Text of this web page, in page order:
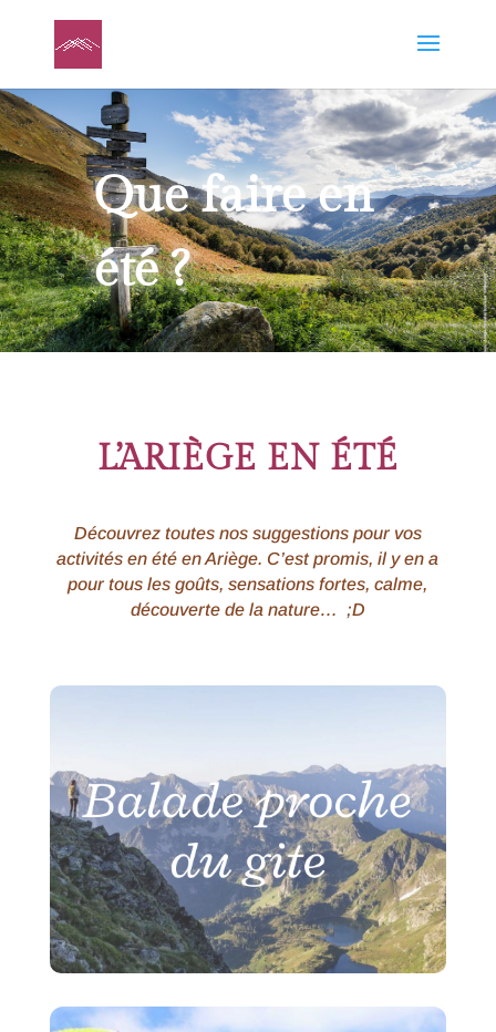
Que faire en
été ?
L’ARIÈGE EN ÉTÉ
Découvrez toutes nos suggestions pour vos
activités en été en Ariège. C’est promis, il y en a
pour tous les goûts, sensations fortes, calme,
découverte de la nature… ;D